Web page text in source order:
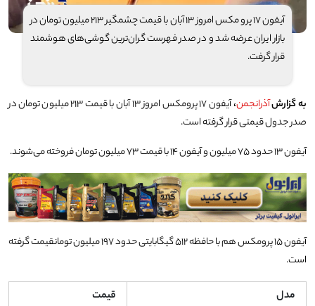
آیفون ۱۷ پرو مکس امروز ۱۳ آبان با قیمت چشمگیر ۲۱۳ میلیون تومان در
بازار ایران عرضه شد و در صدر فهرست گران‌ترین گوشی‌های هوشمند
قرار گرفت.
به گزارشآذرانجمن،
آیفون ۱۷ پرومکس امروز ۱۳ آبان با قیمت ۲۱۳ میلیون تومان در
صدر جدول قیمتی قرار گرفته است.
آیفون ۱۳ حدود ۷۵ میلیون و آیفون ۱۴ با قیمت ۷۳ میلیون تومان فروخته می‌شوند.
آیفون ۱۵ پرومکس هم با حافظه ۵۱۲ گیگابایتی حدود ۱۹۷ میلیون تومانقیمت گرفته
است.
مدل
قیمت